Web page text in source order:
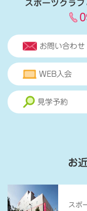
お問い合わせ
WEB入会
見学予約
お
スポ